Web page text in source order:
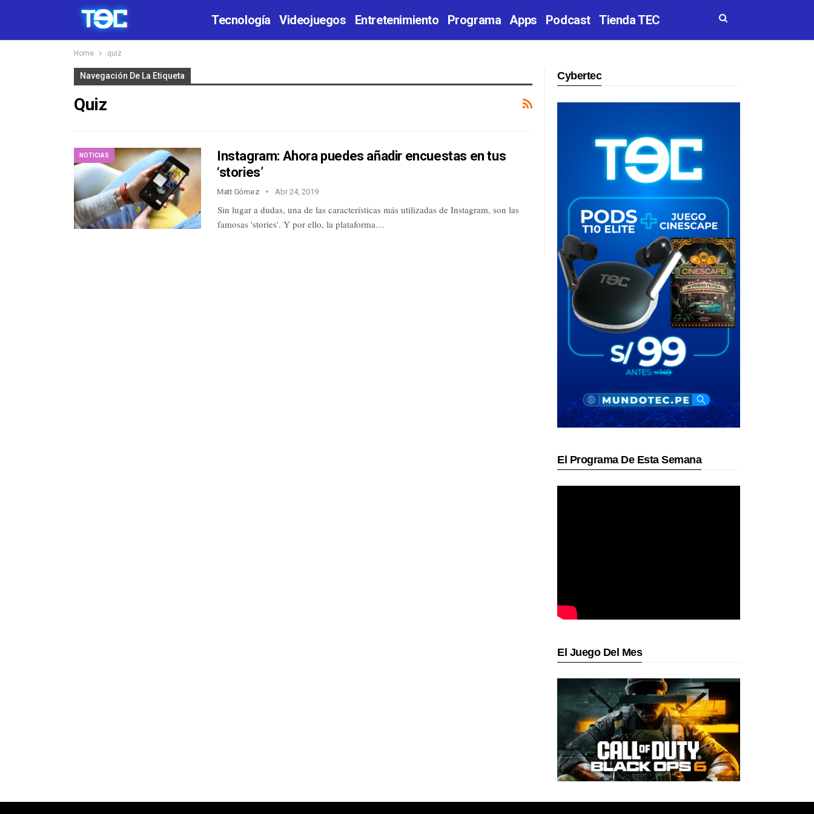
Tecnología Videojuegos Entretenimiento Programa Apps Podcast Tienda TEC
Home quiz
Navegación De La Etiqueta
Quiz
NOTICIAS
Instagram: Ahora puedes añadir encuestas en tus
‘stories’
Matt Gómez Abr 24, 2019
Sin lugar a dudas, una de las características más utilizadas de Instagram, son las
famosas 'stories'. Y por ello, la plataforma…
Cybertec
El Programa De Esta Semana
El Juego Del Mes